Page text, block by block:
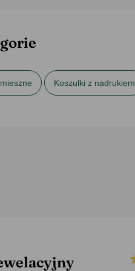
Koszulki z nadrukiem